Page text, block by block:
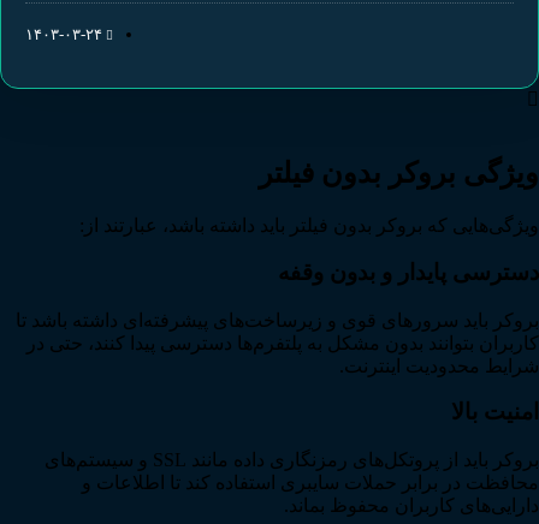
۱۴۰۳-۰۳-۲۴
ویژگی بروکر بدون فیلتر
ویژگی‌هایی که بروکر بدون فیلتر باید داشته باشد، عبارتند از:
دسترسی پایدار و بدون وقفه
بروکر باید سرورهای قوی و زیرساخت‌های پیشرفته‌ای داشته باشد تا
کاربران بتوانند بدون مشکل به پلتفرم‌ها دسترسی پیدا کنند، حتی در
شرایط محدودیت اینترنت.
امنیت بالا
بروکر باید از پروتکل‌های رمزنگاری داده مانند SSL و سیستم‌های
محافظت در برابر حملات سایبری استفاده کند تا اطلاعات و
دارایی‌های کاربران محفوظ بماند.